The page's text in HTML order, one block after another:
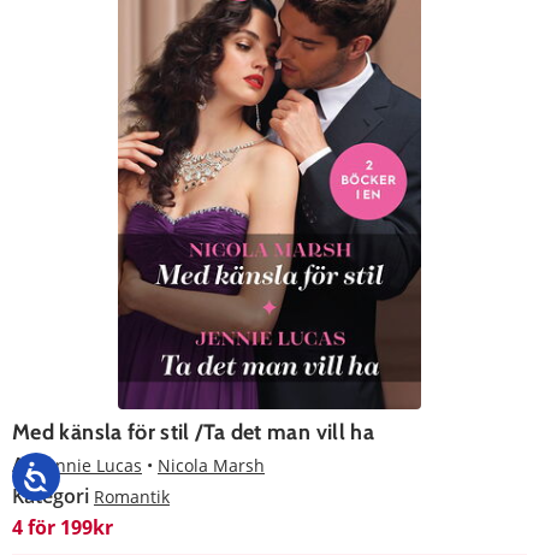
Med känsla för stil /Ta det man vill ha
Av Jennie Lucas Nicola Marsh
Kategori Romantik
4 för 199kr